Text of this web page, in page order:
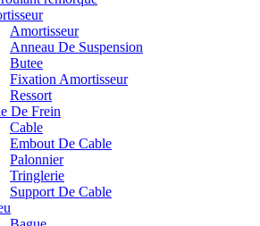
Amortisseur
Anneau De Suspension
Butee
Fixation Amortisseur
Ressort
De Frein
Cable
Embout De Cable
Palonnier
Tringlerie
Support De Cable